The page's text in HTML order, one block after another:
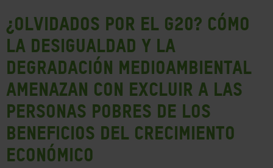
¿Olvidados por el G20? Cómo
la desigualdad y la
degradación medioambiental
amenazan con excluir a las
personas pobres de los
beneficios del crecimiento
económico